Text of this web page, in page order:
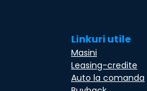
Linkuri utile
Masini
Leasing-credite
Auto la comanda